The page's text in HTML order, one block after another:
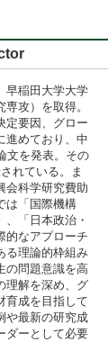
早稲田大学大学
攻）を取得。
定要因、グロー
進めており、中
文を発表。その
れている。ま
会科学研究費助
は「国際機構
「日本政治・
的なアプローチ
る理論的枠組み
の問題意識を高
理解を深め、グ
育成を目指して
や最新の研究成
ダーとして必要